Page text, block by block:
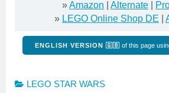
»Amazon Alternate
» LEGO Online Shop DE
ENGLISH VERSION 🇬🇧 of this page
LEGO STAR WARS